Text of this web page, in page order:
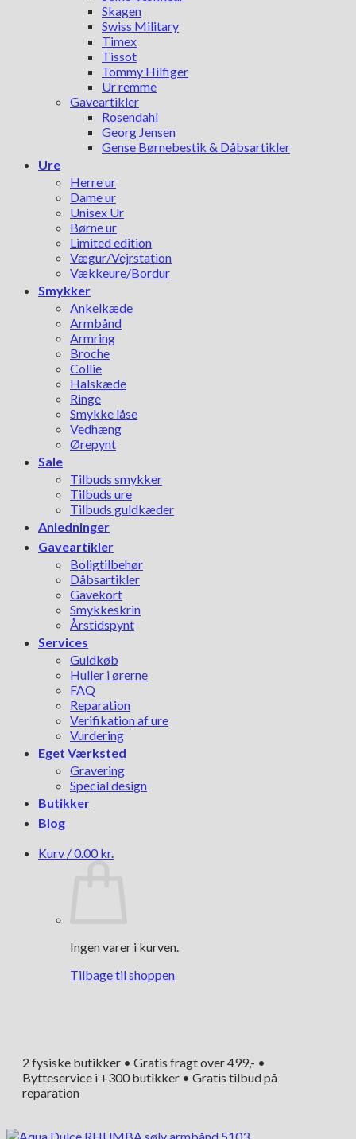
Skagen
Swiss Military
Timex
Tissot
Tommy Hilfiger
Ur remme
Gaveartikler
Rosendahl
Georg Jensen
Gense Børnebestik & Dåbsartikler
Ure
Herre ur
Dame ur
Unisex Ur
Børne ur
Limited edition
Vægur/Vejrstation
Vækkeure/Bordur
Smykker
Ankelkæde
Armbånd
Armring
Broche
Collie
Halskæde
Ringe
Smykke låse
Vedhæng
Ørepynt
Sale
Tilbuds smykker
Tilbuds ure
Tilbuds guldkæder
Anledninger
Gaveartikler
Boligtilbehør
Dåbsartikler
Gavekort
Smykkeskrin
Årstidspynt
Services
Guldkøb
Huller i ørerne
FAQ
Reparation
Verifikation af ure
Vurdering
Eget Værksted
Gravering
Special design
Butikker
Blog
Kurv /0.00 kr.
Ingen varer i kurven.
Tilbage til shoppen
2 fysiske butikker • Gratis fragt over 499,- •
Bytteservice i +300 butikker • Gratis tilbud på
reparation